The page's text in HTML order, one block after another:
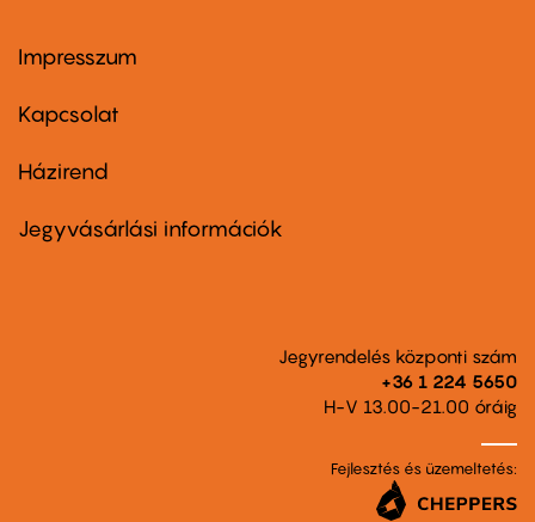
Footer
first
Impresszum
Kapcsolat
Footer
second
Házirend
Jegyvásárlási információk
Jegyrendelés központi szám
+36 1 224 5650
H-V 13.00-21.00 óráig
Fejlesztés és üzemeltetés: